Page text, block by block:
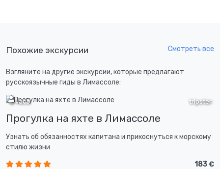
Похожие экскурсии Смотреть все
Взгляните на другие экскурсии, которые предлагают
русскоязычные гиды в Лимассоле:
tripster
2 часа
Прогулка на яхте в Лимассоле
Узнать об обязанностях капитана и прикоснуться к морскому
стилю жизни
183 €